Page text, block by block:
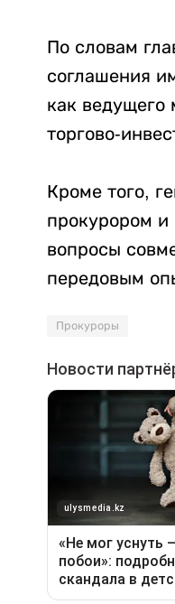
По словам
соглашения
как ведущего
торгово-
Кроме того,
прокурором и
вопросы
передовым
Прокуроры